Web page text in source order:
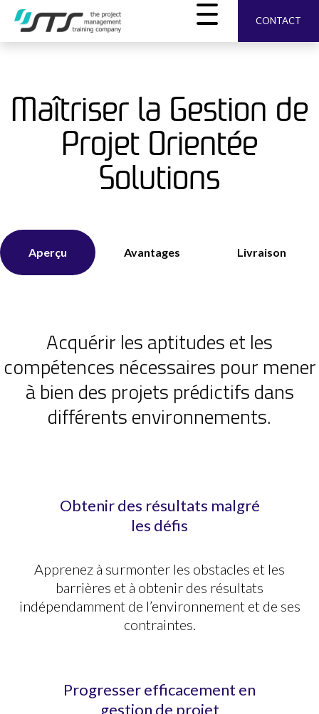
CONTACT
Maîtriser la Gestion de
Projet Orientée
Solutions
Aperçu Avantages Livraison
Acquérir les aptitudes et les
compétences nécessaires pour mener
à bien des projets prédictifs dans
différents environnements.
Obtenir des résultats malgré
les défis
Apprenez à surmonter les obstacles et les
barrières et à obtenir des résultats
indépendamment de l’environnement et de ses
contraintes.
Progresser efficacement en
gestion de projet